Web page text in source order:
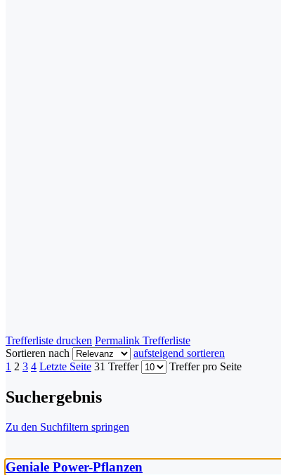
Trefferliste drucken Permalink Trefferliste
Sortieren nach
aufsteigend sortieren
1 2 3 4 Letzte Seite 31 Treffer Treffer pro Seite
Suchergebnis
Zu den Suchfiltern springen
Geniale Power-Pflanzen